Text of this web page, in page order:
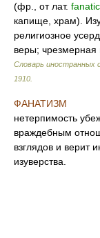
(фр., от лат.
капище, храм).
религиозное
веры; чрезмерная
Словарь иностранных
1910
ФАНАТИЗМ
нетерпимость
враждебным
взглядов и верит
изуверства.